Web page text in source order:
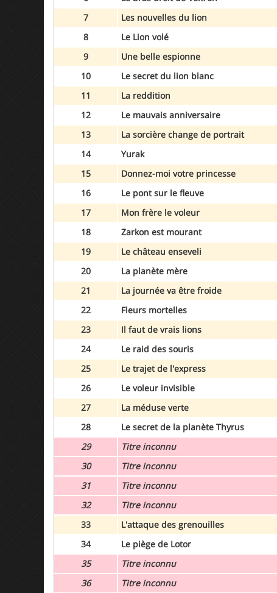
7
Les nouvelles du lion
8
Le Lion volé
9
Une belle espionne
10
Le secret du lion blanc
11
La reddition
12
Le mauvais anniversaire
13
La sorcière change de portrait
14
Yurak
15
Donnez-moi votre princesse
16
Le pont sur le fleuve
17
Mon frère le voleur
18
Zarkon est mourant
19
Le château enseveli
20
La planète mère
21
La journée va être froide
22
Fleurs mortelles
23
Il faut de vrais lions
24
Le raid des souris
25
Le trajet de l'express
26
Le voleur invisible
27
La méduse verte
28
Le secret de la planète Thyrus
29
Titre inconnu
30
Titre inconnu
31
Titre inconnu
32
Titre inconnu
33
L'attaque des grenouilles
34
Le piège de Lotor
35
Titre inconnu
36
Titre inconnu